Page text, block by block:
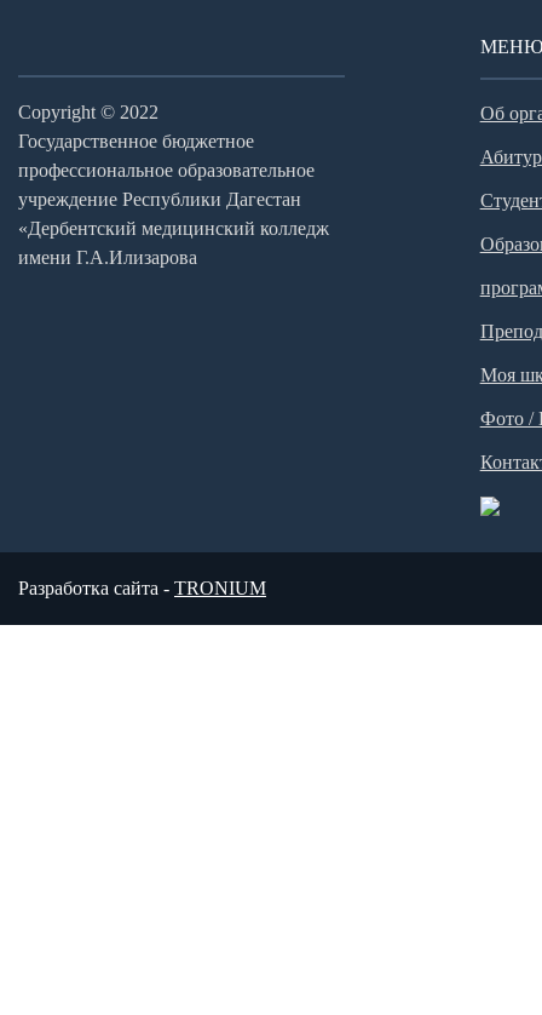
Copyright © 2022
Государственное бюджетное
профессиональное образовательное
учреждение Республики Дагестан
«Дербентский медицинский колледж
имени Г.А.Илизарова
МЕНЮ
Об
Моя
Фото /
Разработка сайта - TRONIUM